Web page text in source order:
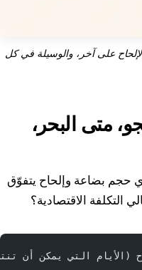
على آخر، والوسيلة في كل
متى البحر،
حجم بضاعة وإلحاح يتفوّق
التكلفة الاقتصادية؟
(الأيام التي يمكن أن